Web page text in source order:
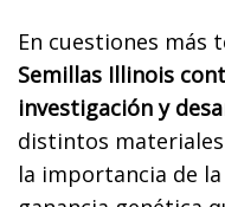
En cuestiones más
Semillas Illinois
investigación y
distintos
la importancia de